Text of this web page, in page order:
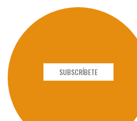
SUBSCRÍBETE